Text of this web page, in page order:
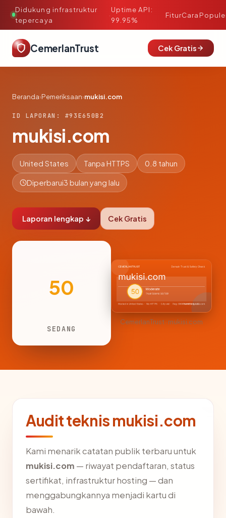
Didukung infrastruktur
tepercaya
·
Uptime API:
99.95%
FiturCara
CemerlanTrust Cek Gratis
Beranda›Pemeriksaan›mukisi.com
ID LAPORAN: #93E650B2
mukisi.com
United States Tanpa HTTPS 0.8 tahun
Diperbarui3 bulan yang lalu
Laporan lengkap ↓ Cek Gratis
50
SEDANG
CemerlanTrust · mukisi.com
Audit teknis mukisi.com
Kami menarik catatan publik terbaru untuk
mukisi.com — riwayat pendaftaran, status
sertifikat, infrastruktur hosting — dan
menggabungkannya menjadi kartu di
bawah.